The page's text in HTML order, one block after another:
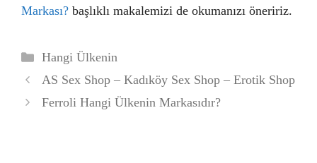
Markası? başlıklı makalemizi de okumanızı öneririz.
Kategoriler
Hangi Ülkenin
AS Sex Shop – Kadıköy Sex Shop – Erotik Shop
Ferroli Hangi Ülkenin Markasıdır?